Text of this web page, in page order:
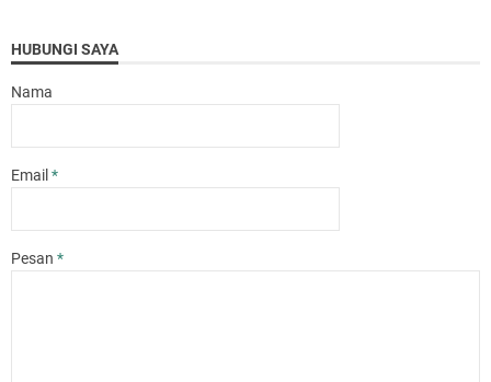
HUBUNGI SAYA
Nama
Email *
Pesan *